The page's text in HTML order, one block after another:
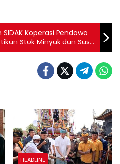
Koperasi Pendowo
Stok Minyak dan Susu
Dapur MBG
HEADLINE